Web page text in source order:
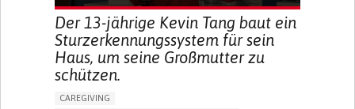
Der 13-jährige Kevin Tang baut ein
Sturzerkennungssystem für sein
Haus, um seine Großmutter zu
schützen.
CAREGIVING